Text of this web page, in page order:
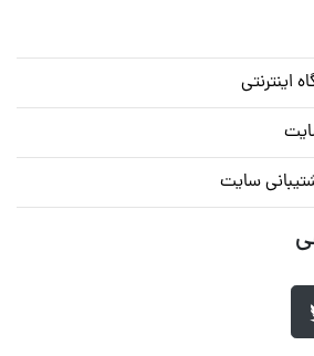
اینترنتی
سایت